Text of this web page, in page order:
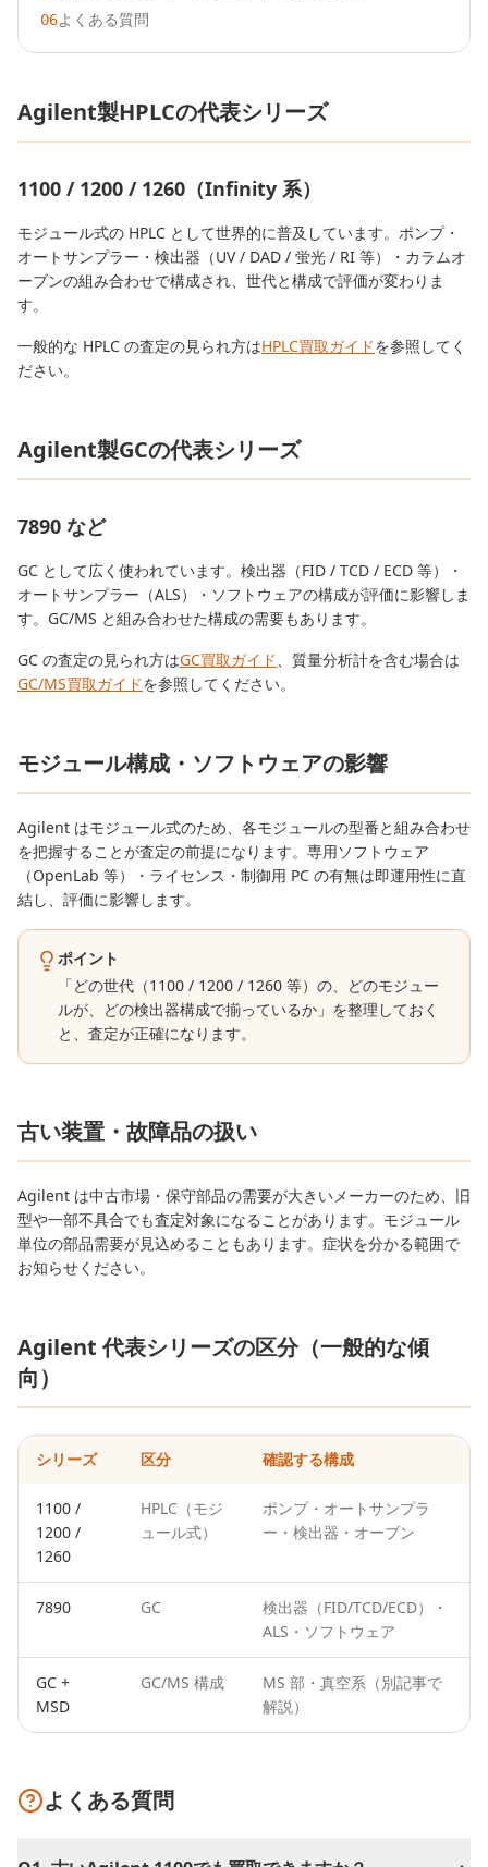
06よくある質問
Agilent製HPLCの代表シリーズ
1100 / 1200 / 1260（Infinity 系）
モジュール式の HPLC として世界的に普及しています。ポンプ・
オートサンプラー・検出器（UV / DAD / 蛍光 / RI 等）・カラムオ
ーブンの組み合わせで構成され、世代と構成で評価が変わりま
す。
一般的な HPLC の査定の見られ方はHPLC買取ガイドを参照してく
ださい。
Agilent製GCの代表シリーズ
7890 など
GC として広く使われています。検出器（FID / TCD / ECD 等）・
オートサンプラー（ALS）・ソフトウェアの構成が評価に影響しま
す。GC/MS と組み合わせた構成の需要もあります。
GC の査定の見られ方はGC買取ガイド、質量分析計を含む場合は
GC/MS買取ガイドを参照してください。
モジュール構成・ソフトウェアの影響
Agilent はモジュール式のため、各モジュールの型番と組み合わせ
を把握することが査定の前提になります。専用ソフトウェア
（OpenLab 等）・ライセンス・制御用 PC の有無は即運用性に直
結し、評価に影響します。
ポイント
「どの世代（1100 / 1200 / 1260 等）の、どのモジュー
ルが、どの検出器構成で揃っているか」を整理しておく
と、査定が正確になります。
古い装置・故障品の扱い
Agilent は中古市場・保守部品の需要が大きいメーカーのため、旧
型や一部不具合でも査定対象になることがあります。モジュール
単位の部品需要が見込めることもあります。症状を分かる範囲で
お知らせください。
Agilent 代表シリーズの区分（一般的な傾
向）
シリーズ 区分 確認する構成
1100 /
1200 /
1260
HPLC（モジ
ュール式）
ポンプ・オートサンプラ
ー・検出器・オーブン
7890 GC
検出器（FID/TCD/ECD）・
ALS・ソフトウェア
GC +
MSD
GC/MS 構成
MS 部・真空系（別記事で
解説）
よくある質問